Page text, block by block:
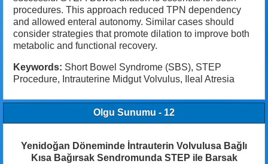
procedures. This approach reduced TPN dependency
and allowed enteral autonomy. Similar cases should
consider strategies that promote dilation to improve both
metabolic and functional recovery.
Keywords: Short Bowel Syndrome (SBS), STEP
Procedure, Intrauterine Midgut Volvulus, Ileal Atresia
Olgu Sunumu - 12
Yenidoğan Döneminde İntrauterin Volvulusa Bağlı
Kısa Bağırsak Sendromunda STEP ile Barsak